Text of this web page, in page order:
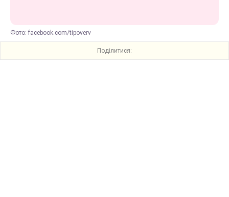
Фото: facebook.com/tipoverv
Поділитися: